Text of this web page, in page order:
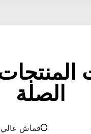
الصلة
قماش عالي